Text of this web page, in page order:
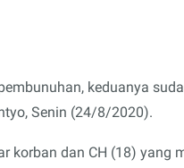
keduanya
Senin (24/8/2020).
korban dan CH (18) yang